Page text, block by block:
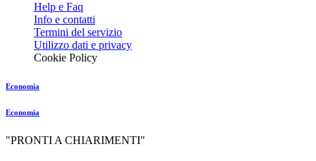
Help e Faq
Info e contatti
Termini del servizio
Utilizzo dati e privacy
Cookie Policy
Economia
Economia
"PRONTI A CHIARIMENTI"